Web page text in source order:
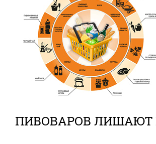
ПИВОВАРОВ ЛИШАЮТ